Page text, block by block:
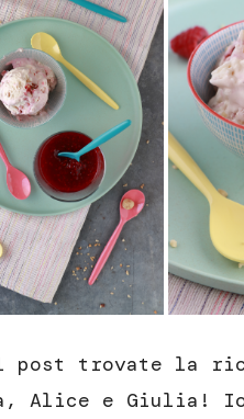
post trovate la
Alice e Giulia!